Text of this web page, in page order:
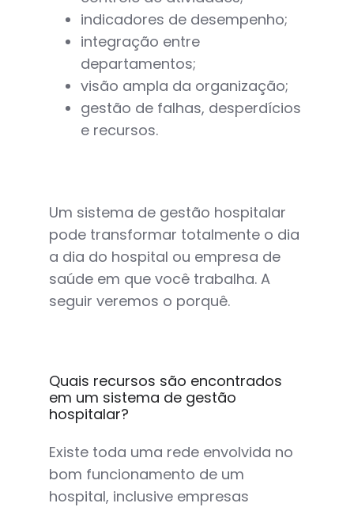
indicadores de desempenho;
integração entre
departamentos;
visão ampla da organização;
gestão de falhas, desperdícios
e recursos.
Um sistema de gestão hospitalar
pode transformar totalmente o dia
a dia do hospital ou empresa de
saúde em que você trabalha. A
seguir veremos o porquê.
Quais recursos são encontrados
em um sistema de gestão
hospitalar?
Existe toda uma rede envolvida no
bom funcionamento de um
hospital, inclusive empresas